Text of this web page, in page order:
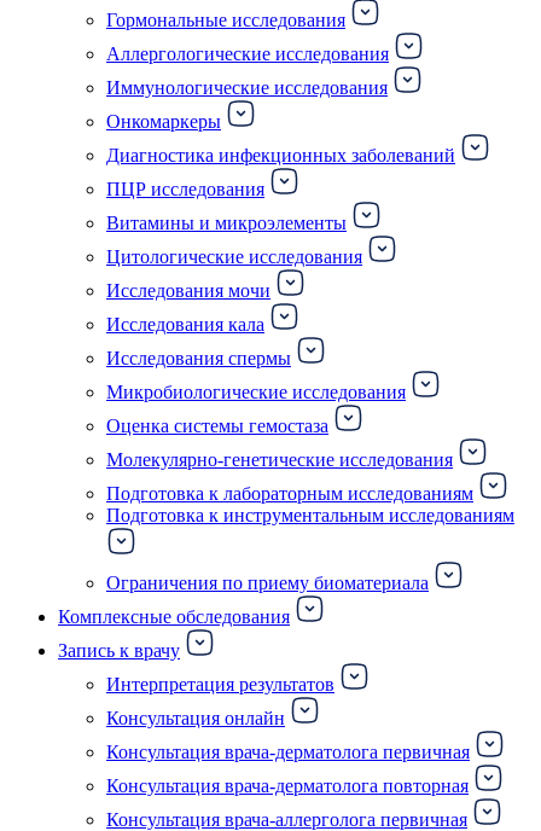
Гормональные исследования
Аллергологические исследования
Иммунологические исследования
Онкомаркеры
Диагностика инфекционных заболеваний
ПЦР исследования
Витамины и микроэлементы
Цитологические исследования
Исследования мочи
Исследования кала
Исследования спермы
Микробиологические исследования
Оценка системы гемостаза
Молекулярно-генетические исследования
Подготовка к лабораторным исследованиям
Подготовка к инструментальным исследованиям
Ограничения по приему биоматериала
Комплексные обследования
Запись к врачу
Интерпретация результатов
Консультация онлайн
Консультация врача-дерматолога первичная
Консультация врача-дерматолога повторная
Консультация врача-аллерголога первичная